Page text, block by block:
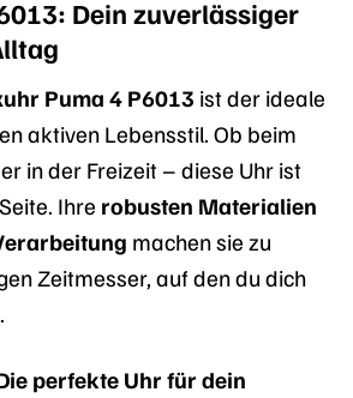
Dein zuverlässiger
Puma 4 P6013 ist der ideale
aktiven Lebensstil. Ob beim
in der Freizeit – diese Uhr ist
Ihre robusten Materialien
machen sie zu
Zeitmesser, auf den du dich
perfekte Uhr für dein